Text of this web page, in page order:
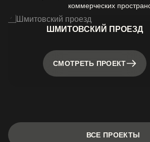
коммерческих
ШМИТОВСКИЙ ПРОЕЗД
СМОТРЕТЬ ПРОЕКТ
ВСЕ ПРОЕКТЫ